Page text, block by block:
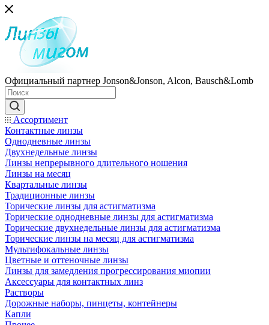
Официальный партнер Jonson&Jonson, Alcon, Bausch&Lomb
Ассортимент
Контактные линзы
Однодневные линзы
Двухнедельные линзы
Линзы непрерывного длительного ношения
Линзы на месяц
Квартальные линзы
Традиционные линзы
Торические линзы для астигматизма
Торические однодневные линзы для астигматизма
Торические двухнедельные линзы для астигматизма
Торические линзы на месяц для астигматизма
Мультифокальные линзы
Цветные и оттеночные линзы
Линзы для замедления прогрессирования миопии
Аксессуары для контактных линз
Растворы
Дорожные наборы, пинцеты, контейнеры
Капли